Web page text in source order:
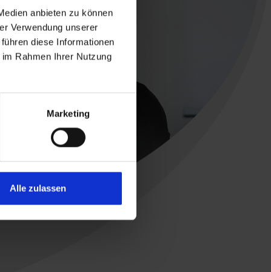
anbieten zu können
Verwendung unserer
diese Informationen
Rahmen Ihrer Nutzung
Marketing
Alle zulassen